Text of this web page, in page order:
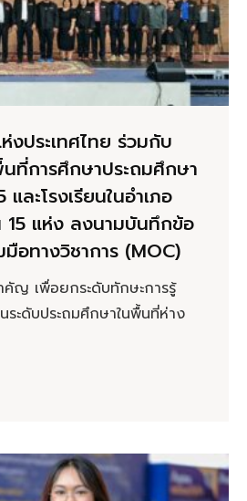
ประเทศไทย ร่วมกับ
ที่การศึกษาประถมศึกษา
และโรงเรียนในอำเภอ
15 แห่ง ลงนามบันทึกข้อ
อทางวิชาการ (MOC)
คัญ เพื่อยกระดับทักษะการรู้
ะดับประถมศึกษาในพื้นที่ห่าง